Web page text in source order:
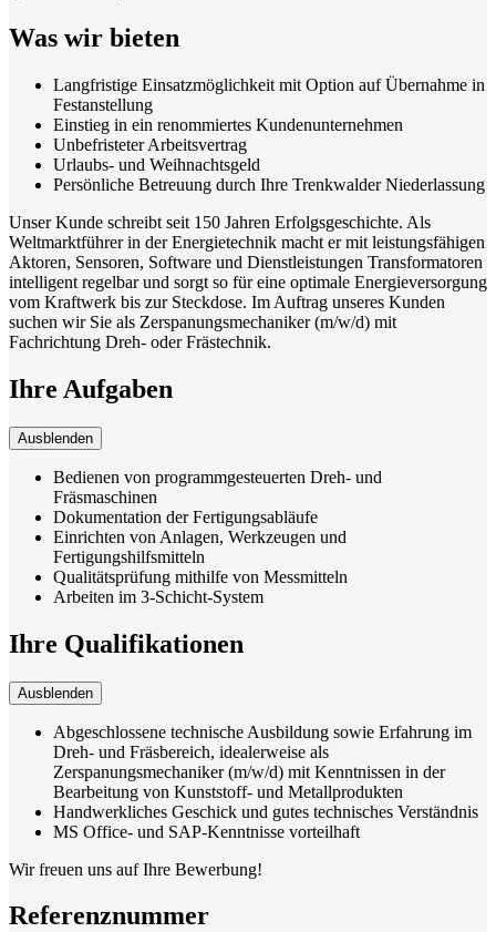
Was wir bieten
Langfristige Einsatzmöglichkeit mit Option auf Übernahme in
Festanstellung
Einstieg in ein renommiertes Kundenunternehmen
Unbefristeter Arbeitsvertrag
Urlaubs- und Weihnachtsgeld
Persönliche Betreuung durch Ihre Trenkwalder Niederlassung
Unser Kunde schreibt seit 150 Jahren Erfolgsgeschichte. Als
Weltmarktführer in der Energietechnik macht er mit leistungsfähigen
Aktoren, Sensoren, Software und Dienstleistungen Transformatoren
intelligent regelbar und sorgt so für eine optimale Energieversorgung
vom Kraftwerk bis zur Steckdose. Im Auftrag unseres Kunden
suchen wir Sie als Zerspanungsmechaniker (m/w/d) mit
Fachrichtung Dreh- oder Frästechnik.
Ihre Aufgaben
Ausblenden
Bedienen von programmgesteuerten Dreh- und
Fräsmaschinen
Dokumentation der Fertigungsabläufe
Einrichten von Anlagen, Werkzeugen und
Fertigungshilfsmitteln
Qualitätsprüfung mithilfe von Messmitteln
Arbeiten im 3-Schicht-System
Ihre Qualifikationen
Ausblenden
Abgeschlossene technische Ausbildung sowie Erfahrung im
Dreh- und Fräsbereich, idealerweise als
Zerspanungsmechaniker (m/w/d) mit Kenntnissen in der
Bearbeitung von Kunststoff- und Metallprodukten
Handwerkliches Geschick und gutes technisches Verständnis
MS Office- und SAP-Kenntnisse vorteilhaft
Wir freuen uns auf Ihre Bewerbung!
Referenznummer